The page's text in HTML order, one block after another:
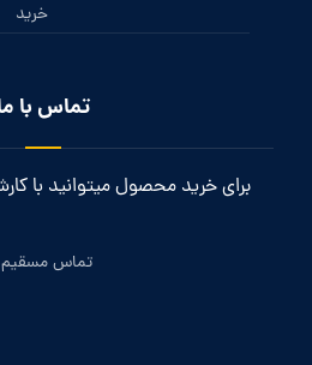
خرید
تماس با
برای خرید محصول میتوانید با
تماس مسقیم